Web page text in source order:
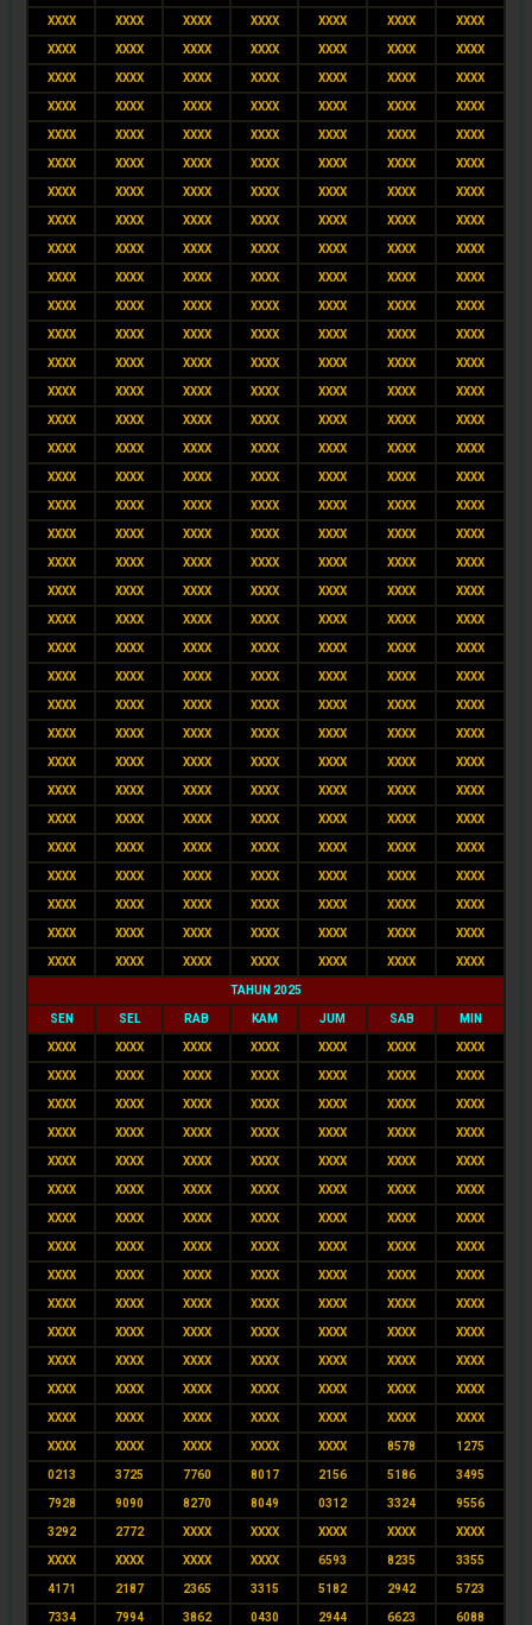
XXXX XXXX XXXX XXXX XXXX XXXX XXXX
XXXX XXXX XXXX XXXX XXXX XXXX XXXX
XXXX XXXX XXXX XXXX XXXX XXXX XXXX
XXXX XXXX XXXX XXXX XXXX XXXX XXXX
XXXX XXXX XXXX XXXX XXXX XXXX XXXX
XXXX XXXX XXXX XXXX XXXX XXXX XXXX
XXXX XXXX XXXX XXXX XXXX XXXX XXXX
XXXX XXXX XXXX XXXX XXXX XXXX XXXX
XXXX XXXX XXXX XXXX XXXX XXXX XXXX
XXXX XXXX XXXX XXXX XXXX XXXX XXXX
XXXX XXXX XXXX XXXX XXXX XXXX XXXX
XXXX XXXX XXXX XXXX XXXX XXXX XXXX
XXXX XXXX XXXX XXXX XXXX XXXX XXXX
XXXX XXXX XXXX XXXX XXXX XXXX XXXX
XXXX XXXX XXXX XXXX XXXX XXXX XXXX
XXXX XXXX XXXX XXXX XXXX XXXX XXXX
XXXX XXXX XXXX XXXX XXXX XXXX XXXX
XXXX XXXX XXXX XXXX XXXX XXXX XXXX
XXXX XXXX XXXX XXXX XXXX XXXX XXXX
XXXX XXXX XXXX XXXX XXXX XXXX XXXX
XXXX XXXX XXXX XXXX XXXX XXXX XXXX
XXXX XXXX XXXX XXXX XXXX XXXX XXXX
XXXX XXXX XXXX XXXX XXXX XXXX XXXX
XXXX XXXX XXXX XXXX XXXX XXXX XXXX
XXXX XXXX XXXX XXXX XXXX XXXX XXXX
XXXX XXXX XXXX XXXX XXXX XXXX XXXX
XXXX XXXX XXXX XXXX XXXX XXXX XXXX
XXXX XXXX XXXX XXXX XXXX XXXX XXXX
XXXX XXXX XXXX XXXX XXXX XXXX XXXX
XXXX XXXX XXXX XXXX XXXX XXXX XXXX
XXXX XXXX XXXX XXXX XXXX XXXX XXXX
XXXX XXXX XXXX XXXX XXXX XXXX XXXX
XXXX XXXX XXXX XXXX XXXX XXXX XXXX
XXXX XXXX XXXX XXXX XXXX XXXX XXXX
TAHUN 2025
SEN SEL RAB KAM JUM SAB MIN
XXXX XXXX XXXX XXXX XXXX XXXX XXXX
XXXX XXXX XXXX XXXX XXXX XXXX XXXX
XXXX XXXX XXXX XXXX XXXX XXXX XXXX
XXXX XXXX XXXX XXXX XXXX XXXX XXXX
XXXX XXXX XXXX XXXX XXXX XXXX XXXX
XXXX XXXX XXXX XXXX XXXX XXXX XXXX
XXXX XXXX XXXX XXXX XXXX XXXX XXXX
XXXX XXXX XXXX XXXX XXXX XXXX XXXX
XXXX XXXX XXXX XXXX XXXX XXXX XXXX
XXXX XXXX XXXX XXXX XXXX XXXX XXXX
XXXX XXXX XXXX XXXX XXXX XXXX XXXX
XXXX XXXX XXXX XXXX XXXX XXXX XXXX
XXXX XXXX XXXX XXXX XXXX XXXX XXXX
XXXX XXXX XXXX XXXX XXXX XXXX XXXX
XXXX XXXX XXXX XXXX XXXX 8578 1275
0213 3725 7760 8017 2156 5186 3495
7928 9090 8270 8049 0312 3324 9556
3292 2772 XXXX XXXX XXXX XXXX XXXX
XXXX XXXX XXXX XXXX 6593 8235 3355
4171 2187 2365 3315 5182 2942 5723
7334 7994 3862 0430 2944 6623 6088